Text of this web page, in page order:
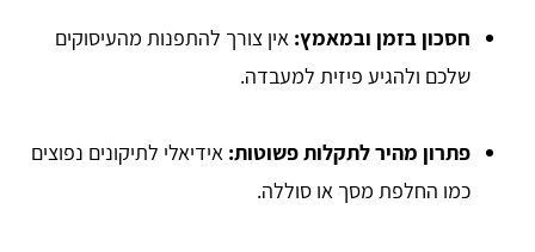
חסכון בזמן ובמאמץ: אין צורך להתפנות מהעיסוקים
שלכם ולהגיע פיזית למעבדה.
פתרון מהיר לתקלות פשוטות: אידיאלי לתיקונים נפוצים
כמו החלפת מסך או סוללה.